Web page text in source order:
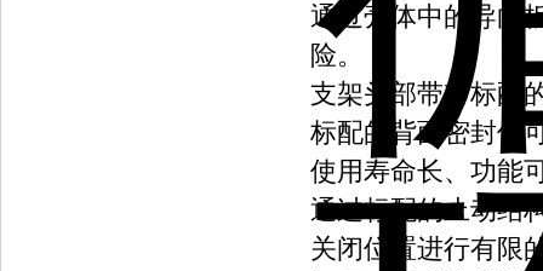
通过壳体中的导向
险。
支架头部带有标配
标配的背面密封件
使用寿命长、功能
通过标配的止动结
关闭位置进行有限